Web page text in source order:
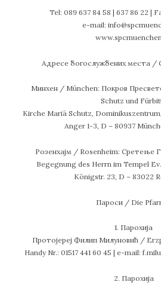
Tel: 089 637 84 58 | 637 86 22 |
e-mail:
Адресе богослужбених места /
Минхен / München: Покров
Schutz und
Kirche Mariä Schutz,
Anger 1-3, D – 80937
Розенхајм / Rosenheim:
Begegnung des Herrn im Tempel
Königstr. 23, D – 83022
Пароси / Die
1. Парохија
Протојереј Филип Милуновић /
Handy Nr.: 01517 441 60 45 | e-mail:
2. Парохија